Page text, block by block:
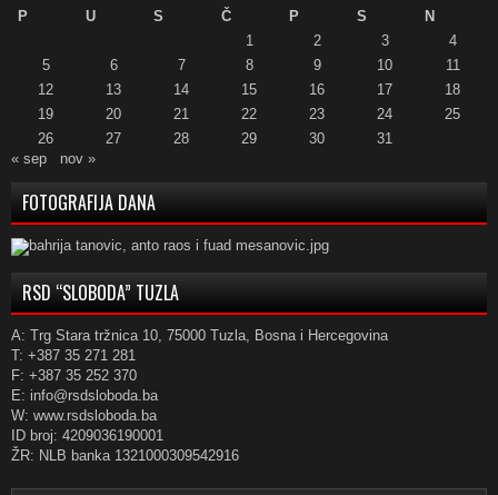
P
U S Č P S
N
1
2 3
4
5
6 7 8 9 10
11
12
13 14 15 16 17
18
19
20 21 22 23 24
25
26
27 28 29 30
31
« sep
nov »
FOTOGRAFIJA DANA
RSD “SLOBODA” TUZLA
A: Trg Stara tržnica 10, 75000 Tuzla, Bosna i Hercegovina
T: +387 35 271 281
F: +387 35 252 370
E: info@rsdsloboda.ba
W: www.rsdsloboda.ba
ID broj: 4209036190001
ŽR: NLB banka 1321000309542916